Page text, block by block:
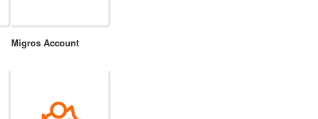
Migros Account